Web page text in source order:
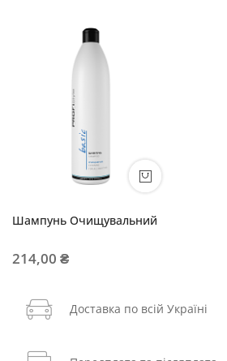
Шампунь Очищувальний
214,00 ₴
Доставка по всій Україні